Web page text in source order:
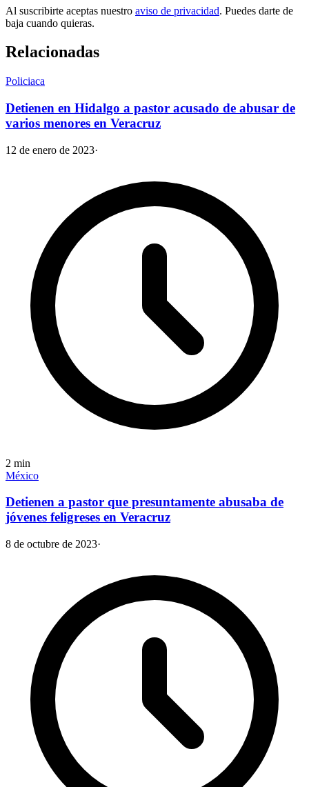
Al suscribirte aceptas nuestro aviso de privacidad. Puedes darte de
baja cuando quieras.
Relacionadas
Policiaca
Detienen en Hidalgo a pastor acusado de abusar de
varios menores en Veracruz
12 de enero de 2023·
2 min
México
Detienen a pastor que presuntamente abusaba de
jóvenes feligreses en Veracruz
8 de octubre de 2023·